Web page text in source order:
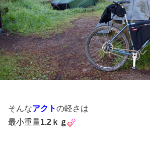
そんなアクトの軽さは
最小重量1.2ｋｇ